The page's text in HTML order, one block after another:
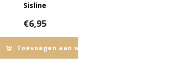
Sisline
€6,95
Toevoegen aan winkelwagen